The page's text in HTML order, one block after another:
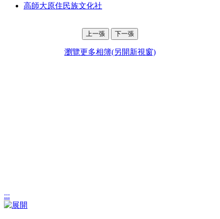
高師大原住民族文化社
上一張 下一張
瀏覽更多相簿(另開新視窗)
:::